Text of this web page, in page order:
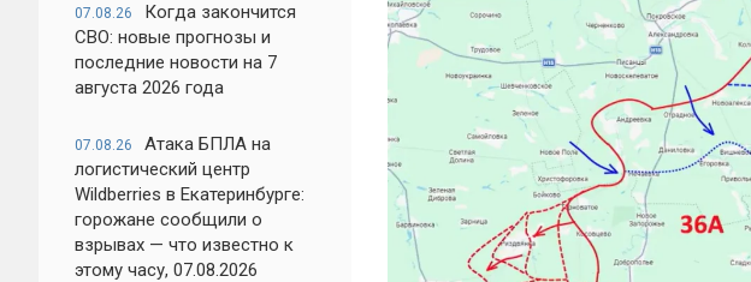
07.08.26
Когда закончится
СВО: новые прогнозы и
последние новости на 7
августа 2026 года
07.08.26
Атака БПЛА на
логистический центр
Wildberries в Екатеринбурге:
горожане сообщили о
взрывах — что известно к
этому часу, 07.08.2026